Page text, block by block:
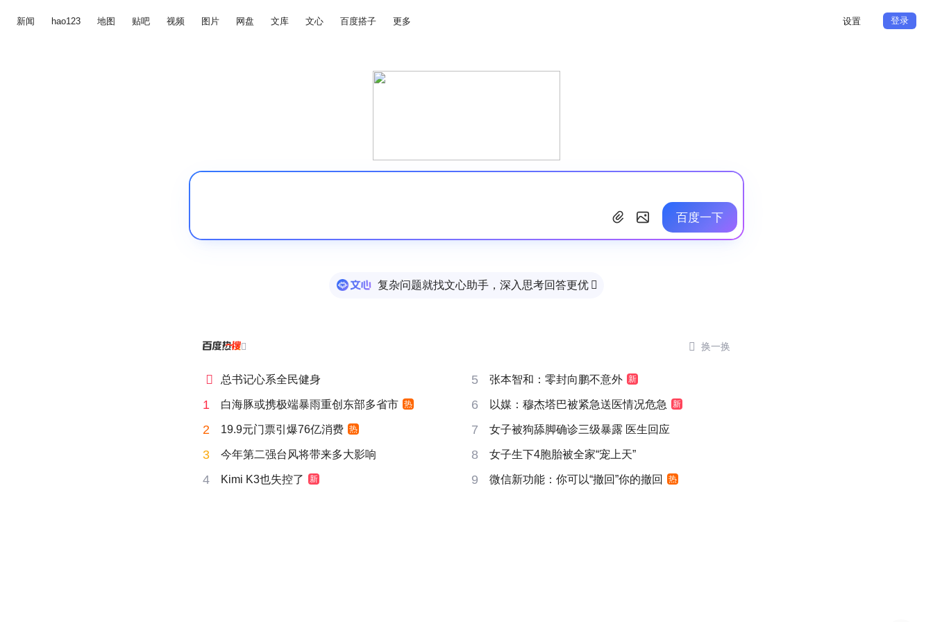
新闻 hao123 地图 贴吧 视频 图片 网盘 文库 文心 百度搭子 更多 设置 登录
百度一下
复杂问题就找文心助手，深入思考回答更优 
  换一换
 总书记心系全民健身 5 张本智和：零封向鹏不意外 新
1 白海豚或携极端暴雨重创东部多省市 热 6 以媒：穆杰塔巴被紧急送医情况危急 新
2 19.9元门票引爆76亿消费 热 7 女子被狗舔脚确诊三级暴露 医生回应
3 今年第二强台风将带来多大影响 8 女子生下4胞胎被全家“宠上天”
4 Kimi K3也失控了 新 9 微信新功能：你可以“撤回”你的撤回 热